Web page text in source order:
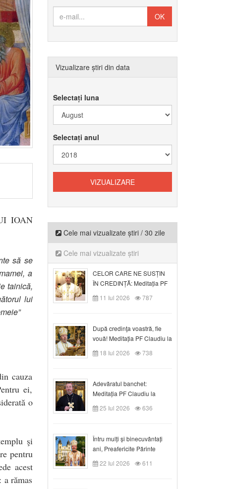
IOAN
să se
a
tainică,
lui
cauza
ei,
o
şi
pentru
acest
rămas
Vizualizare știri din data
Selectați luna
Selectați anul
Cele mai vizualizate știri / 30 zile
Cele mai vizualizate știri
CELOR CARE NE SUSȚIN
ÎN CREDINȚĂ: Meditația PF
Claudiu la Duminica a VI-a
după Rusalii
11 Iul 2026 787
După credinţa voastră, fie
vouă! Meditația PF Claudiu la
duminica a VII-a după Rusalii
18 Iul 2026 738
Adevăratul banchet:
Meditația PF Claudiu la
Duminica a VIII-a după
Rusalii
25 Iul 2026 636
Întru mulți și binecuvântați
ani, Preafericite Părinte
Claudiu!
22 Iul 2026 611